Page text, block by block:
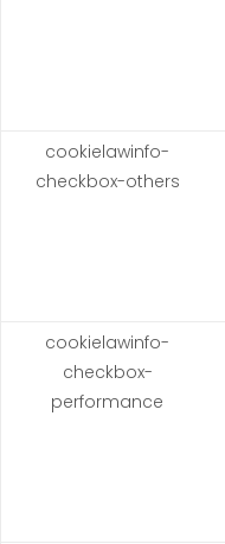
cookielawinfo-
checkbox-others
cookielawinfo-
checkbox-
performance